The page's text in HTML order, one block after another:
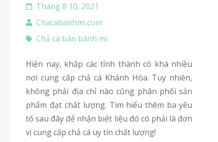
Tháng 8 10, 2021
Chacabanhmi.com
Chả cá bán bánh mì
Hiện nay, khắp các tỉnh thành có khá nhiều
nơi cung cấp chả cá Khánh Hòa. Tuy nhiên,
không phải địa chỉ nào cũng phân phối sản
phẩm đạt chất lượng. Tìm hiểu thêm ba yếu
tố sau đây để nhận biết liệu đó có phải là đơn
vị cung cấp chả cá uy tín chất lượng!